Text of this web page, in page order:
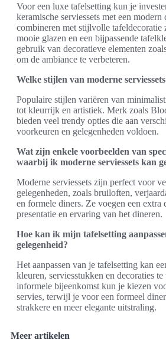
Voor een luxe tafelsetting kun je
keramische serviessets met een modern
combineren met stijlvolle tafeldecoratie
mooie glazen en een bijpassende
gebruik van decoratieve elementen
om de ambiance te verbeteren.
Welke stijlen van moderne
Populaire stijlen variëren van
tot kleurrijk en artistiek. Merk zoals
bieden veel trendy opties die aan
voorkeuren en gelegenheden voldoen.
Wat zijn enkele voorbeelden van
waarbij ik moderne serviessets kan
Moderne serviessets zijn perfect voor
gelegenheden, zoals bruiloften,
en formele diners. Ze voegen een extra
presentatie en ervaring van het dineren.
Hoe kan ik mijn tafelsetting
gelegenheid?
Het aanpassen van je tafelsetting kan
kleuren, serviesstukken en decoraties
informele bijeenkomst kun je kiezen
servies, terwijl je voor een formeel
strakkere en meer elegante uitstraling.
Meer artikelen